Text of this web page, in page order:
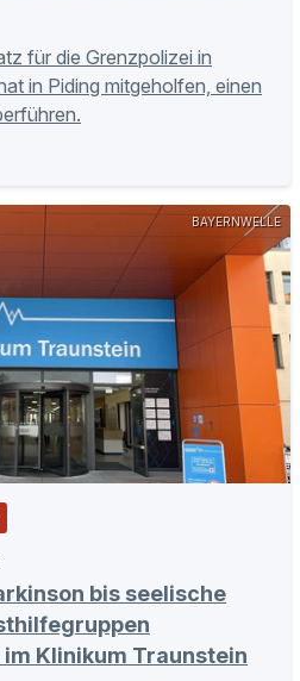
für die Grenzpolizei in
in Piding mitgeholfen, einen
BAYERNWELLE
bis seelische
Klinikum Traunstein